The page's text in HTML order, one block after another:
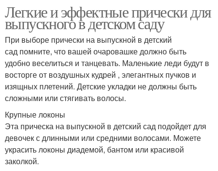
Легкие и эффектные прически для
выпускного в детском саду
При выборе прически на выпускной в детский
сад помните, что вашей очаровашке должно быть
удобно веселиться и танцевать. Маленькие леди будут в
восторге от воздушных кудрей , элегантных пучков и
изящных плетений. Детские укладки не должны быть
сложными или стягивать волосы.
Крупные локоны
Эта прическа на выпускной в детский сад подойдет для
девочек с длинными или средними волосами. Можете
украсить локоны диадемой, бантом или красивой
заколкой.